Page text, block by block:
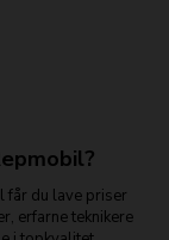
får du lave priser
erfarne teknikere